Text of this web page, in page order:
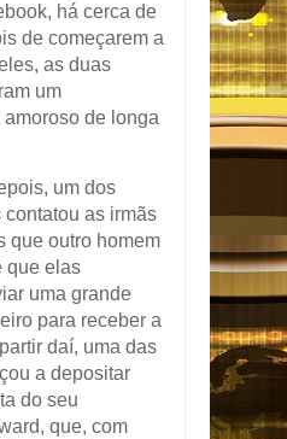
há cerca de
de começarem a
as duas
um
de longa
um dos
as irmãs
que outro homem
que elas
uma grande
para receber a
daí, uma das
a depositar
do seu
que, com